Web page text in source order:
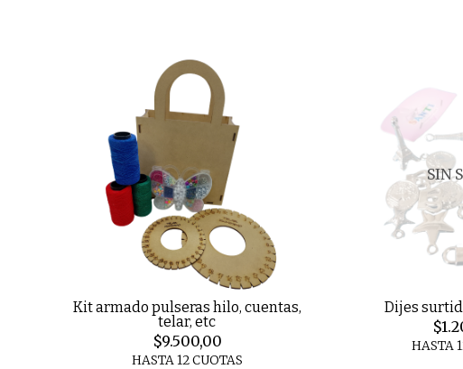
Kit armado pulseras hilo, cuentas,
telar, etc
$9.500,00
HASTA 12 CUOTAS
SIN
Dijes
HASTA